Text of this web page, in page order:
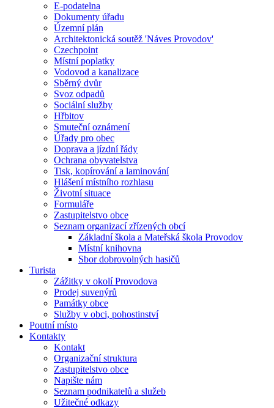
E-podatelna
Dokumenty úřadu
Územní plán
Architektonická soutěž 'Náves Provodov'
Czechpoint
Místní poplatky
Vodovod a kanalizace
Sběrný dvůr
Svoz odpadů
Sociální služby
Hřbitov
Smuteční oznámení
Úřady pro obec
Doprava a jízdní řády
Ochrana obyvatelstva
Tisk, kopírování a laminování
Hlášení místního rozhlasu
Životní situace
Formuláře
Zastupitelstvo obce
Seznam organizací zřízených obcí
Základní škola a Mateřská škola Provodov
Místní knihovna
Sbor dobrovolných hasičů
Turista
Zážitky v okolí Provodova
Prodej suvenýrů
Památky obce
Služby v obci, pohostinství
Poutní místo
Kontakty
Kontakt
Organizační struktura
Zastupitelstvo obce
Napište nám
Seznam podnikatelů a služeb
Užitečné odkazy